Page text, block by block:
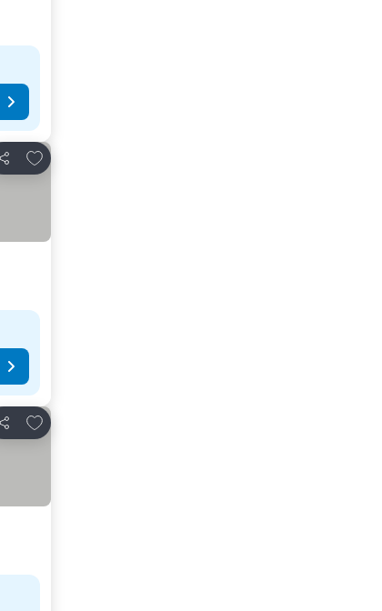
Condividi
Aggiungi ai preferiti
Condividi
Aggiungi ai preferiti